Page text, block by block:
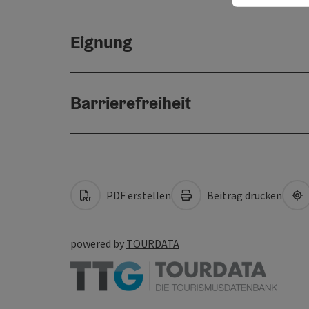
Eignung
Barrierefreiheit
PDF erstellen Beitrag drucken
powered by TOURDATA